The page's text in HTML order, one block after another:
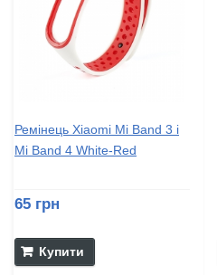
Ремінець Xiaomi Mi Band 3 і
Mi Band 4 White-Red
65 грн
Купити